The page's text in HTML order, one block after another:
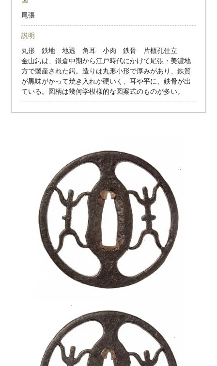
尾張
説明
丸形 鉄地 地透 角耳 小肉 鉄骨 片櫃孔仕立
金山鍔は、鎌倉中期から江戸時代にかけて尾張・美濃地
方で製産された鍔。造りは丸形小形で厚みがあり、鉄質
が黒味がかって焼き入れが硬いく、耳や平に、鉄骨が出
ている。図柄は幾何学模様的な図案式のものが多い。